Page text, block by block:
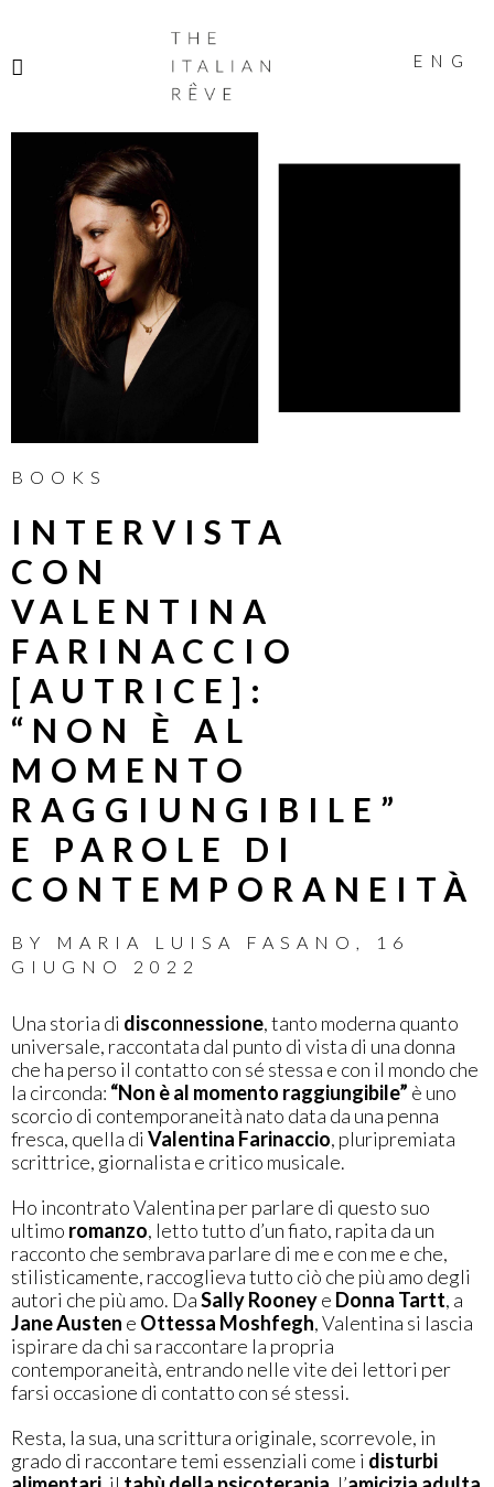
ITALIAN
RÊVE
ENG
BOOKS
INTERVISTA
CON
VALENTINA
FARINACCIO
[AUTRICE]:
“NON È AL
MOMENTO
RAGGIUNGIBILE”
E PAROLE DI
CONTEMPORANEITÀ
BY MARIA LUISA FASANO
16
GIUGNO 2022
Una storia di disconnessione, tanto moderna quanto
universale, raccontata dal punto di vista di una donna
che ha perso il contatto con sé stessa e con il mondo che
la circonda: “Non è al momento raggiungibile” è uno
scorcio di contemporaneità nato data da una penna
fresca, quella di Valentina Farinaccio, pluripremiata
scrittrice, giornalista e critico musicale.
Ho incontrato Valentina per parlare di questo suo
ultimo romanzo, letto tutto d’un fiato, rapita da un
racconto che sembrava parlare di me e con me e che,
stilisticamente, raccoglieva tutto ciò che più amo degli
autori che più amo. DaSally Rooneye Donna Tartt, a
Jane Austen e Ottessa Moshfegh, Valentina si lascia
ispirare da chi sa raccontare la propria
contemporaneità, entrando nelle vite dei lettori per
farsi occasione di contatto con sé stessi.
Resta, la sua, una scrittura originale, scorrevole, in
grado di raccontare temi essenziali come i disturbi